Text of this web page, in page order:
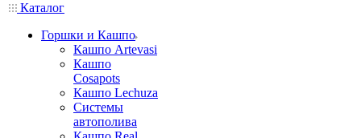
Каталог
Горшки и Кашпо
Кашпо Artevasi
Кашпо
Cosapots
Кашпо Lechuza
Системы
автополива